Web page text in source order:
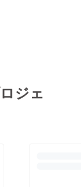
ジェ